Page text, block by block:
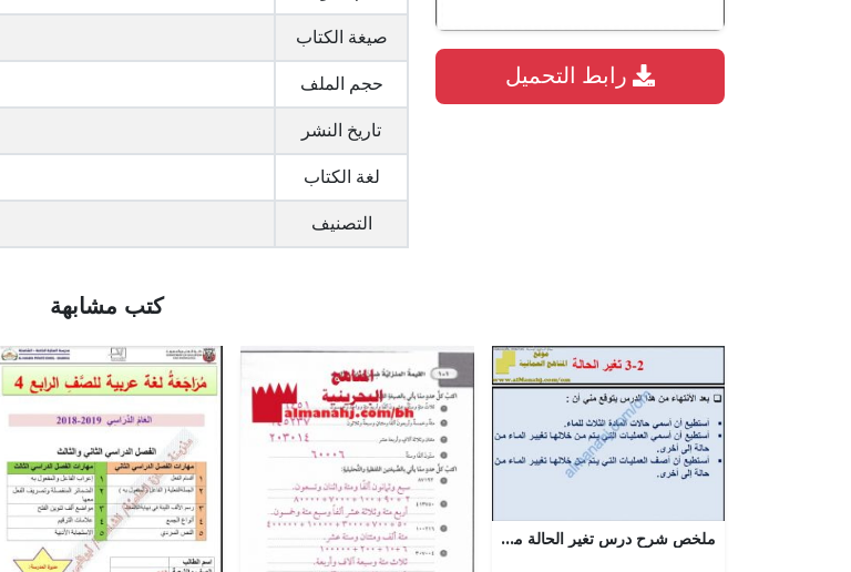
صيغة الكتاب
حجم الملف
تاريخ النشر
لغة الكتاب
التصنيف
كتب مشابهة
ملخص شرح درس تغير الحالة مع حل الأنشطة (علوم) السابع